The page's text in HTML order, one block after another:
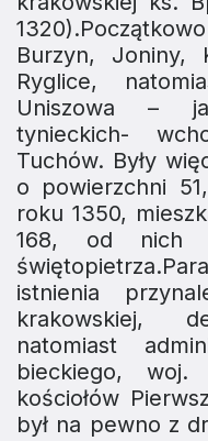
Burzyn, Joniny,
Ryglice,
Uniszowa –
tynieckich-
Tuchów. Były
o powierzchni
roku 1350,
168, od nich
istnienia
krakowskiej,
natomiast
bieckiego, woj.
kościołów
był na pewno z